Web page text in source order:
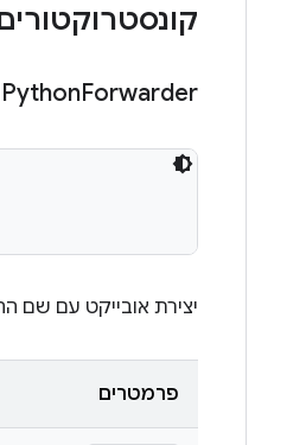
PythonForwarder
יצירת אובייקט עם שם
פרמטרים